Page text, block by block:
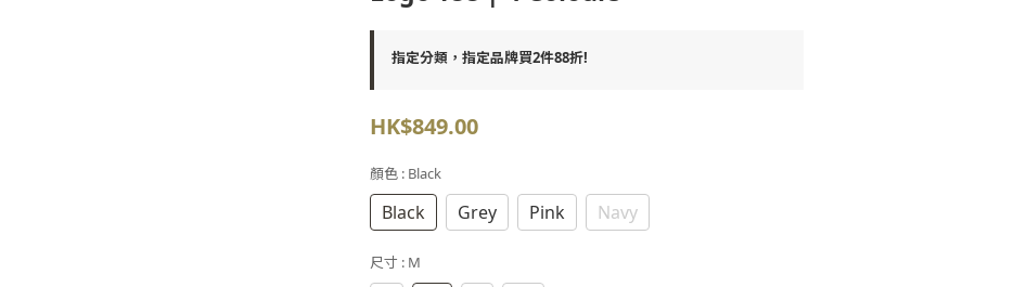
指定分類，指定品牌買2件88折!
HK$849.00
顏色 : Black
Black Grey Pink Navy
尺寸 : M